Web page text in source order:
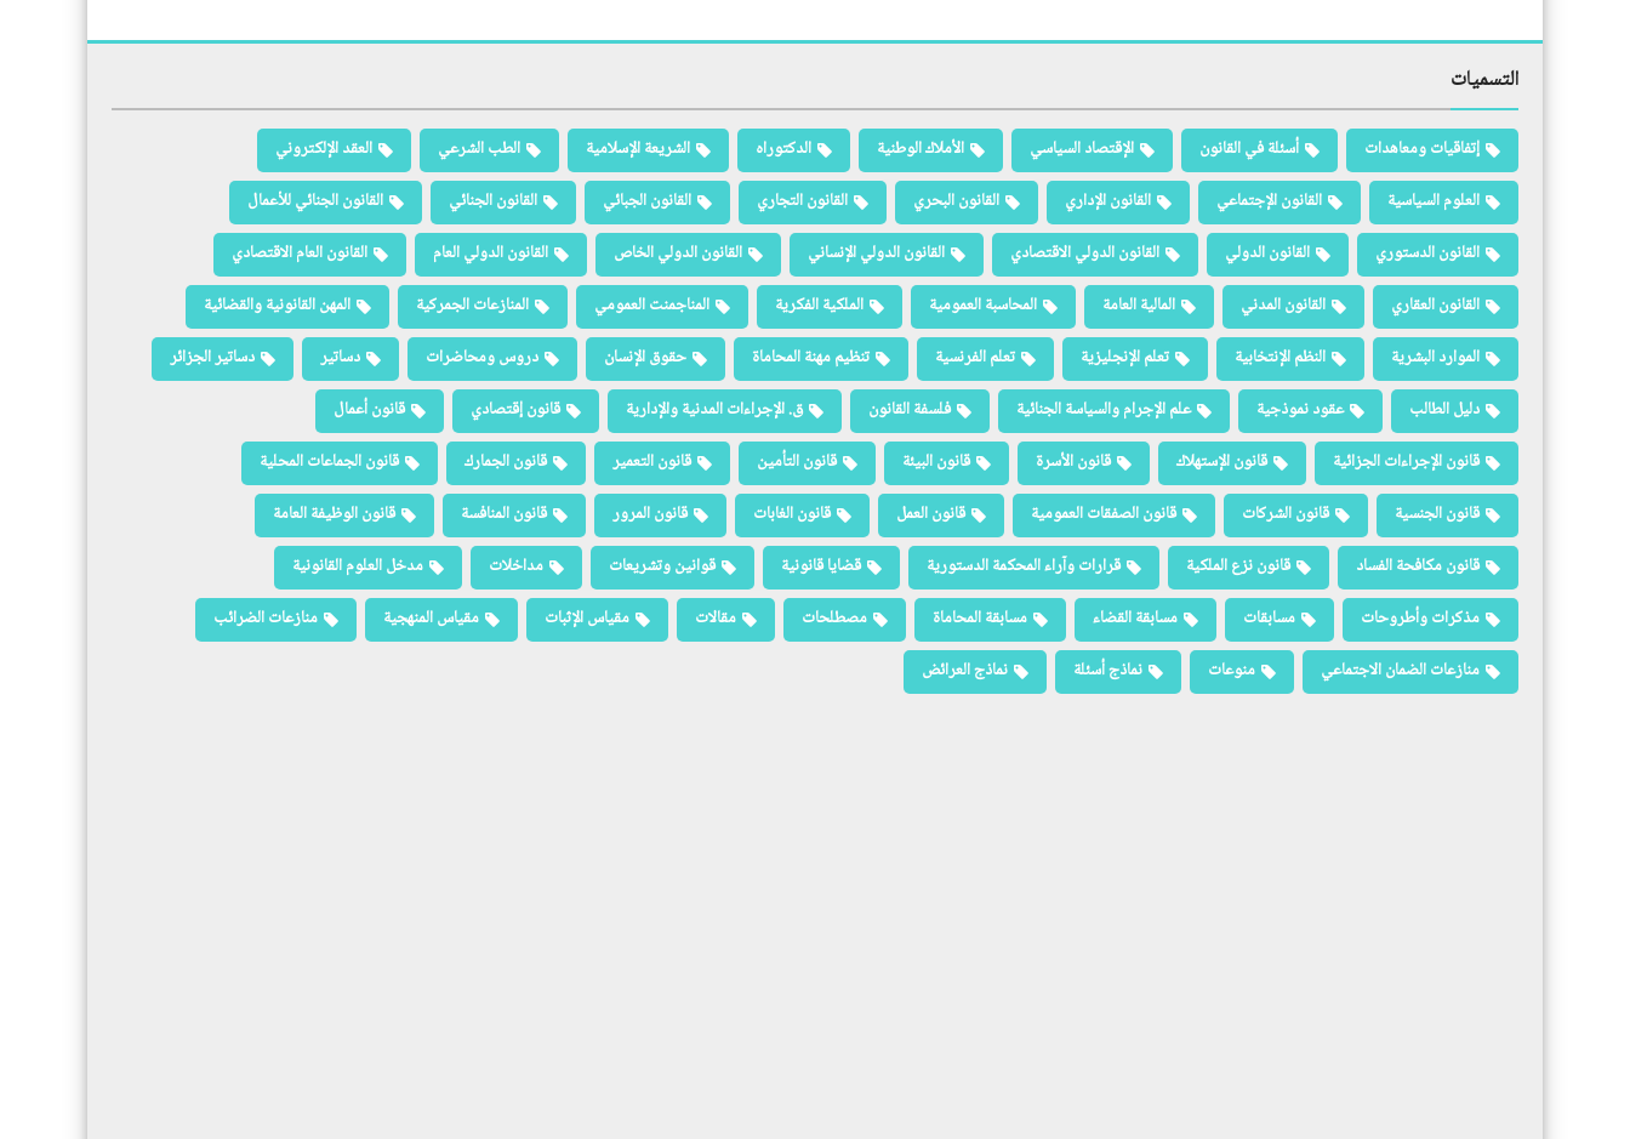
التسميات
إتفاقيات ومعاهدات أسئلة في القانون الإقتصاد السياسي الأملاك الوطنية الدكتوراه الشريعة الإسلامية الطب الشرعي
العقد الإلكتروني
العلوم السياسية
القانون الإجتماعي القانون الإداري القانون البحري القانون التجاري القانون الجبائي القانون الجنائي
القانون الجنائي للأعمال
القانون الدستوري
القانون الدولي القانون الدولي الاقتصادي القانون الدولي الإنساني القانون الدولي الخاص القانون الدولي العام
القانون العام الاقتصادي
القانون العقاري
القانون المدني المالية العامة المحاسبة العمومية الملكية الفكرية المناجمنت العمومي المنازعات الجمركية
المهن القانونية والقضائية
الموارد البشرية
النظم الإنتخابية تعلم الإنجليزية تعلم الفرنسية تنظيم مهنة المحاماة حقوق الإنسان دروس ومحاضرات دساتير
دساتير الجزائر
دليل الطالب
عقود نموذجية علم الإجرام والسياسة الجنائية فلسفة القانون ق. الإجراءات المدنية والإدارية قانون إقتصادي
قانون أعمال
قانون الإجراءات الجزائية
قانون الإستهلاك قانون الأسرة قانون البيئة قانون التأمين قانون التعمير قانون الجمارك
قانون الجماعات المحلية
قانون الجنسية
قانون الشركات قانون الصفقات العمومية قانون العمل قانون الغابات قانون المرور قانون المنافسة
قانون الوظيفة العامة
قانون مكافحة الفساد
قانون نزع الملكية قرارات وآراء المحكمة الدستورية قضايا قانونية قوانين وتشريعات مداخلات
مدخل العلوم القانونية
مذكرات وأطروحات
مسابقات مسابقة القضاء مسابقة المحاماة مصطلحات مقالات مقياس الإثبات مقياس المنهجية
منازعات الضرائب
منازعات الضمان الاجتماعي
منوعات نماذج أسئلة نماذج العرائض